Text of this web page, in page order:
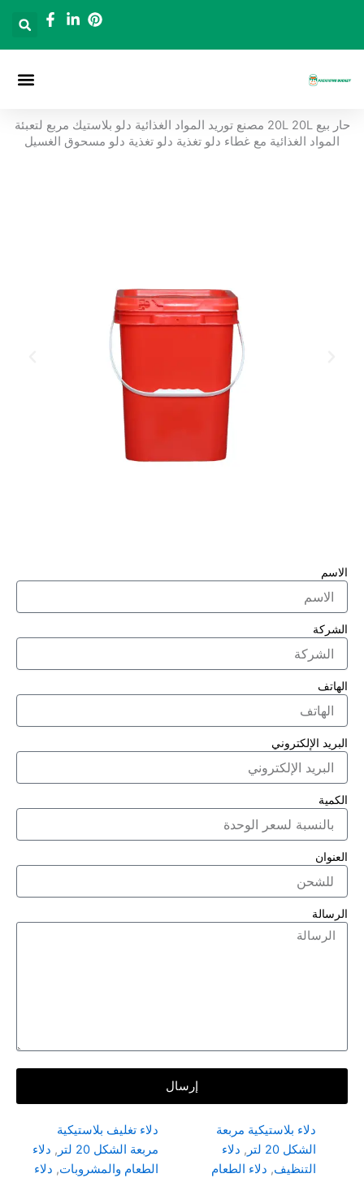
المحتوى
حار بيع 20L 20L مصنع توريد المواد الغذائية دلو بلاستيك مربع لتعبئة
المواد الغذائية مع غطاء دلو تغذية دلو تغذية دلو مسحوق الغسيل
الاسم
الشركة
الهاتف
البريد الإلكتروني
الكمية
العنوان
الرسالة
إرسال
دلاء بلاستيكية مربعة
الشكل 20 لتر
, دلاء
التنظيف, دلاء الطعام
دلاء تغليف بلاستيكية
مربعة الشكل 20 لتر
, دلاء
الطعام والمشروبات, دلاء